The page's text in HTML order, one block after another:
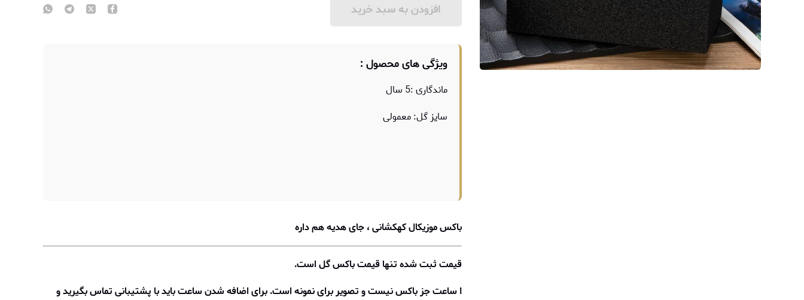
افزودن به سبد خرید
ویژگی های محصول :
ماندگاری :5 سال
سایز گل: معمولی
باکس موزیکال کهکشانی ، جای هدیه هم داره
قیمت ثبت شده تنها قیمت باکس گل است.
! ساعت جز باکس نیست و تصویر برای نمونه است. برای اضافه شدن ساعت باید با پشتیبانی تماس بگیرید و